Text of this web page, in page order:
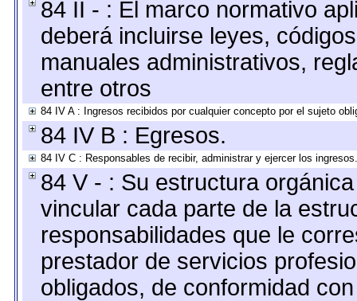
84 II - : El marco normativo
deberá incluirse leyes,
manuales administrativos,
entre otros
84 IV A : Ingresos recibidos por cualquier concepto por el sujeto
84 IV B : Egresos.
84 IV C : Responsables de recibir, administrar y ejercer los ingresos.
84 V - : Su estructura
vincular cada parte de la
responsabilidades que le
prestador de servicios
obligados, de conformidad